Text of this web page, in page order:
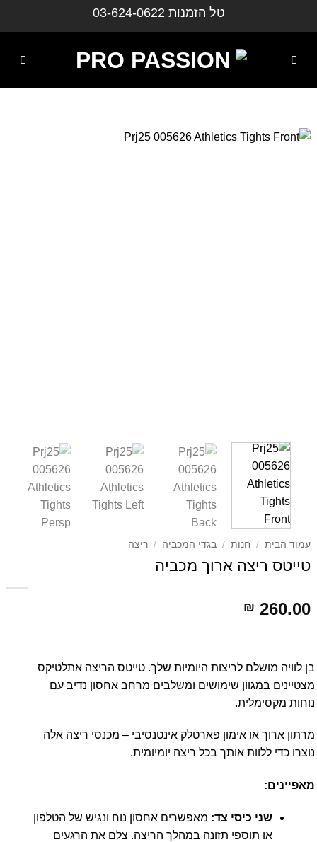
טל הזמנות 03-624-0622
עמוד הבית / חנות / בגדי המכביה / ריצה
טייטס ריצה ארוך מכביה
₪ 260.00
בן לוויה מושלם לריצות היומיות שלך. טייטס הריצה אתלטיקס
מצטיינים במגוון שימושים ומשלבים מרחב אחסון נדיב עם
נוחות מקסימלית.
מרתון ארוך או אימון פארטלק אינטנסיבי – מכנסי ריצה אלה
נוצרו כדי ללוות אותך בכל ריצה יומיומית.
מאפיינים:
שני כיסי צד: מאפשרים אחסון נוח ונגיש של הטלפון
או תוספי תזונה במהלך הריצה. צלם את הרגעים